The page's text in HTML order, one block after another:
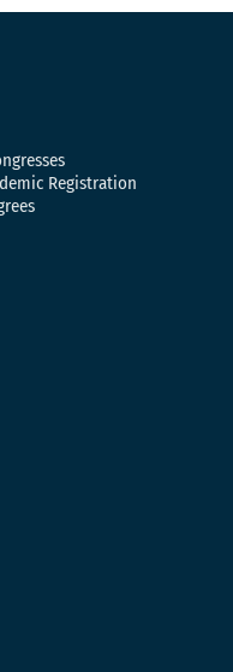
Registration